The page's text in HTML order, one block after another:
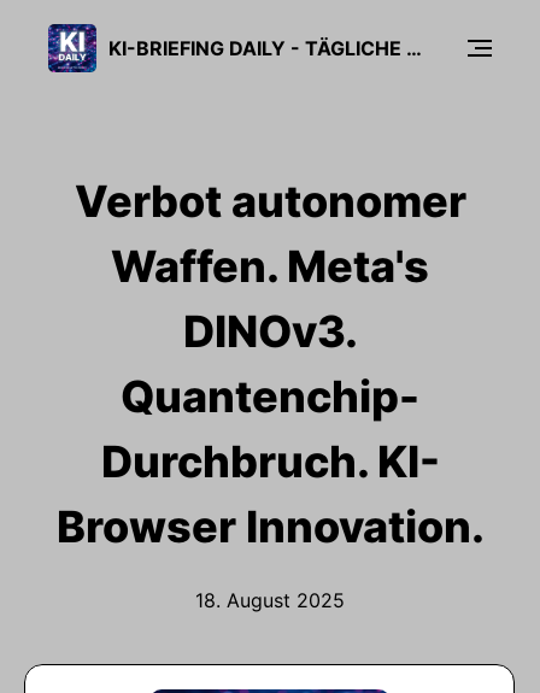
KI-BRIEFING DAILY - TÄGLICHE KI-NEWS IN 5 MINUTEN
Verbot autonomer
Waffen. Meta's
DINOv3.
Quantenchip-
Durchbruch. KI-
Browser Innovation.
18. August 2025